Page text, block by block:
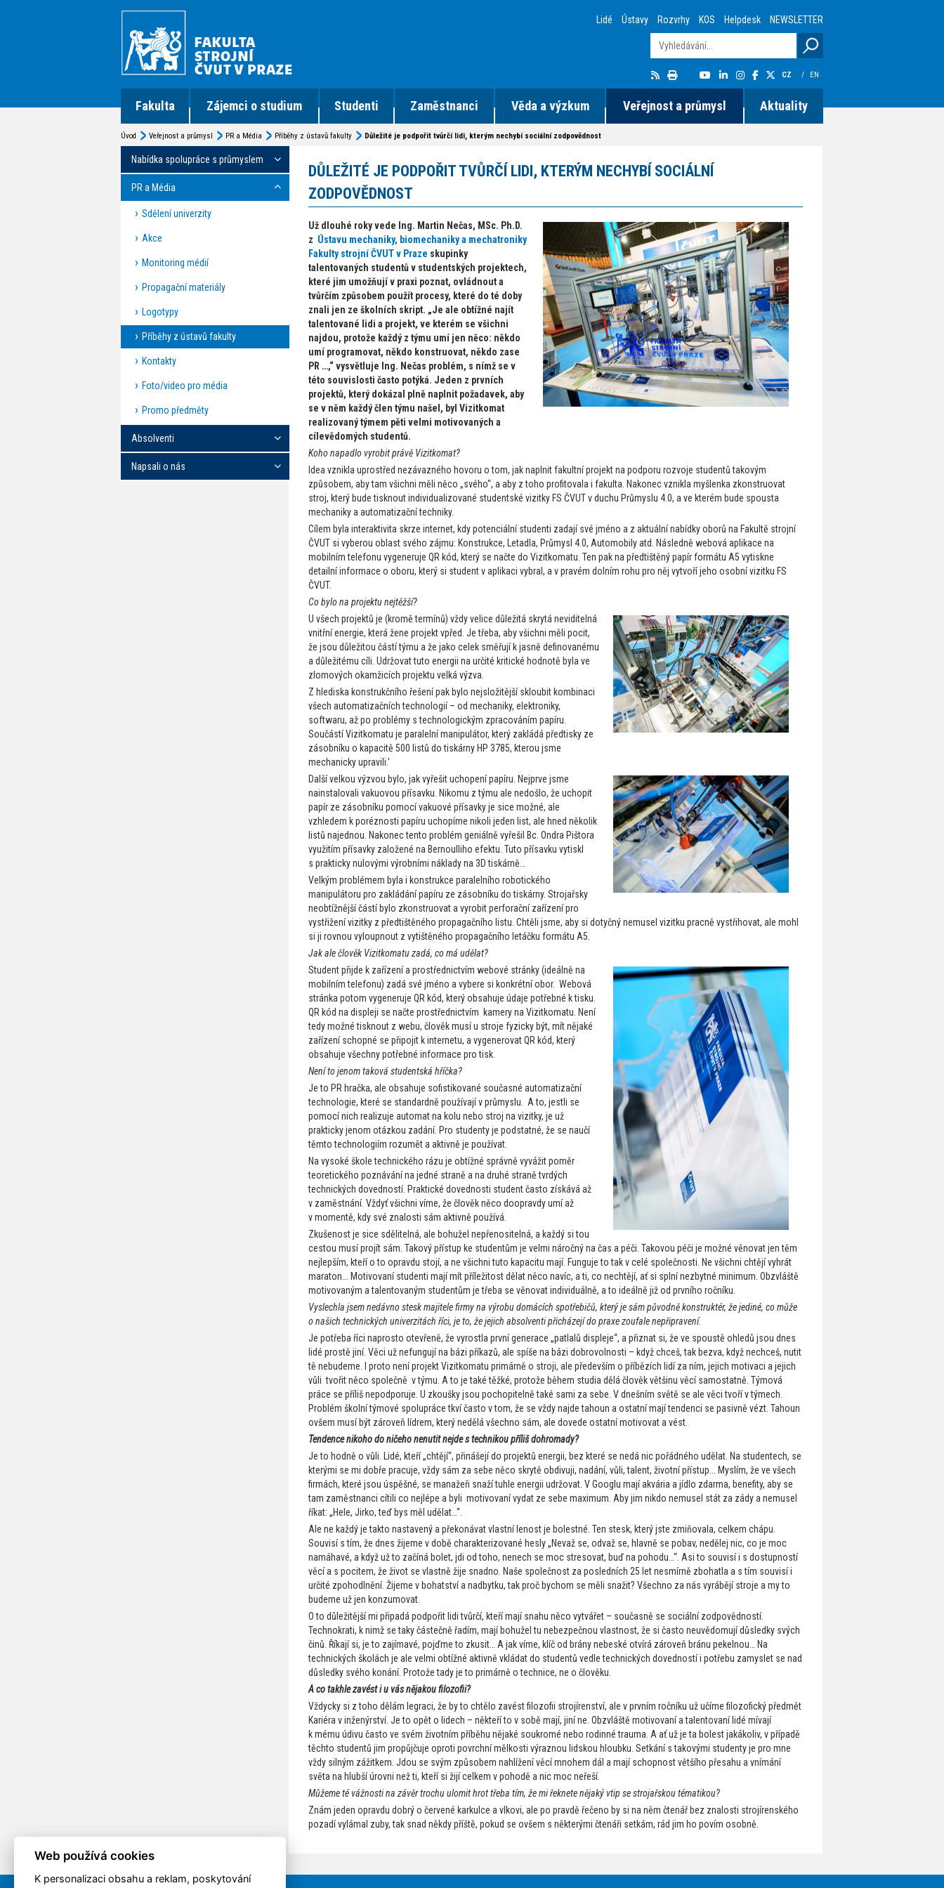
Fakulta Zájemci o studium Studenti Zaměstnanci Věda a výzkum Veřejnost a průmysl Aktuality
Lidé Ústavy Rozvrhy KOS Helpdesk NEWSLETTER
CZ / EN
Úvod Veřejnost a průmysl PR a Média Příběhy z ústavů fakulty Důležité je podpořit tvůrčí lidi, kterým nechybí sociální zodpovědnost
Nabídka spolupráce s průmyslem
PR a Média
Sdělení univerzity
Akce
Monitoring médií
Propagační materiály
Logotypy
Příběhy z ústavů fakulty
Kontakty
Foto/video pro média
Promo předměty
Absolventi
Napsali o nás
DŮLEŽITÉ JE PODPOŘIT TVŮRČÍ LIDI, KTERÝM NECHYBÍ SOCIÁLNÍ
ZODPOVĚDNOST
Už dlouhé roky vede Ing. Martin Nečas, MSc. Ph.D.
z Ústavu mechaniky, biomechaniky a mechatroniky
Fakulty strojní ČVUT v Praze skupinky
talentovaných studentů v studentských projektech,
které jim umožňují v praxi poznat, ovládnout a
tvůrčím způsobem použít procesy, které do té doby
znali jen ze školních skript. „Je ale obtížné najít
talentované lidi a projekt, ve kterém se všichni
najdou, protože každý z týmu umí jen něco: někdo
umí programovat, někdo konstruovat, někdo zase
PR …,“ vysvětluje Ing. Nečas problém, s nímž se v
této souvislosti často potýká. Jeden z prvních
projektů, který dokázal plně naplnit požadavek, aby
se v něm každý člen týmu našel, byl Vizitkomat
realizovaný týmem pěti velmi motivovaných a
cílevědomých studentů.
Koho napadlo vyrobit právě Vizitkomat?
Idea vznikla uprostřed nezávazného hovoru o tom, jak naplnit fakultní projekt na podporu rozvoje studentů takovým
způsobem, aby tam všichni měli něco „svého“, a aby z toho profitovala i fakulta. Nakonec vznikla myšlenka zkonstruovat
stroj, který bude tisknout individualizované studentské vizitky FS ČVUT v duchu Průmyslu 4.0, a ve kterém bude spousta
mechaniky a automatizační techniky.
Cílem byla interaktivita skrze internet, kdy potenciální studenti zadají své jméno a z aktuální nabídky oborů na Fakultě strojní
ČVUT si vyberou oblast svého zájmu: Konstrukce, Letadla, Průmysl 4.0, Automobily atd. Následně webová aplikace na
mobilním telefonu vygeneruje QR kód, který se načte do Vizitkomatu. Ten pak na předtištěný papír formátu A5 vytiskne
detailní informace o oboru, který si student v aplikaci vybral, a v pravém dolním rohu pro něj vytvoří jeho osobní vizitku FS
ČVUT.
Co bylo na projektu nejtěžší?
U všech projektů je (kromě termínů) vždy velice důležitá skrytá neviditelná
vnitřní energie, která žene projekt vpřed. Je třeba, aby všichni měli pocit,
že jsou důležitou částí týmu a že jako celek směřují k jasně definovanému
a důležitému cíli. Udržovat tuto energii na určité kritické hodnotě byla ve
zlomových okamžicích projektu velká výzva.
Z hlediska konstrukčního řešení pak bylo nejsložitější skloubit kombinaci
všech automatizačních technologií – od mechaniky, elektroniky,
softwaru, až po problémy s technologickým zpracováním papíru.
Součástí Vizitkomatu je paralelní manipulátor, který zakládá předtisky ze
zásobníku o kapacitě 500 listů do tiskárny HP 3785, kterou jsme
mechanicky upravili.'
Další velkou výzvou bylo, jak vyřešit uchopení papíru. Nejprve jsme
nainstalovali vakuovou přísavku. Nikomu z týmu ale nedošlo, že uchopit
papír ze zásobníku pomocí vakuové přísavky je sice možné, ale
vzhledem k poréznosti papíru uchopíme nikoli jeden list, ale hned několik
listů najednou. Nakonec tento problém geniálně vyřešil Bc. Ondra Pištora
využitím přísavky založené na Bernoulliho efektu. Tuto přísavku vytiskl
s prakticky nulovými výrobními náklady na 3D tiskárně…
Velkým problémem byla i konstrukce paralelního robotického
manipulátoru pro zakládání papíru ze zásobníku do tiskárny. Strojařsky
neobtížnější částí bylo zkonstruovat a vyrobit perforační zařízení pro
vystřižení vizitky z předtištěného propagačního listu. Chtěli jsme, aby si dotyčný nemusel vizitku pracně vystřihovat, ale mohl
si ji rovnou vyloupnout z vytištěného propagačního letáčku formátu A5.
Jak ale člověk Vizitkomatu zadá, co má udělat?
Student přijde k zařízení a prostřednictvím webové stránky (ideálně na
mobilním telefonu) zadá své jméno a vybere si konkrétní obor. Webová
stránka potom vygeneruje QR kód, který obsahuje údaje potřebné k tisku.
QR kód na displeji se načte prostřednictvím kamery na Vizitkomatu. Není
tedy možné tisknout z webu, člověk musí u stroje fyzicky být, mít nějaké
zařízení schopné se připojit k internetu, a vygenerovat QR kód, který
obsahuje všechny potřebné informace pro tisk.
Není to jenom taková studentská hříčka?
Je to PR hračka, ale obsahuje sofistikované současné automatizační
technologie, které se standardně používají v průmyslu. A to, jestli se
pomocí nich realizuje automat na kolu nebo stroj na vizitky, je už
prakticky jenom otázkou zadání. Pro studenty je podstatné, že se naučí
těmto technologiím rozumět a aktivně je používat.
Na vysoké škole technického rázu je obtížné správně vyvážit poměr
teoretického poznávání na jedné straně a na druhé straně tvrdých
technických dovedností. Praktické dovednosti student často získává až
v zaměstnání. Vždyť všichni víme, že člověk něco doopravdy umí až
v momentě, kdy své znalosti sám aktivně používá.
Zkušenost je sice sdělitelná, ale bohužel nepřenositelná, a každý si tou
cestou musí projít sám. Takový přístup ke studentům je velmi náročný na čas a péči. Takovou péči je možné věnovat jen těm
nejlepším, kteří o to opravdu stojí, a ne všichni tuto kapacitu mají. Funguje to tak v celé společnosti. Ne všichni chtějí vyhrát
maraton... Motivovaní studenti mají mít příležitost dělat něco navíc, a ti, co nechtějí, ať si splní nezbytné minimum. Obzvláště
motivovaným a talentovaným studentům je třeba se věnovat individuálně, a to ideálně již od prvního ročníku.
Vyslechla jsem nedávno stesk majitele firmy na výrobu domácích spotřebičů, který je sám původně konstruktér, že jediné, co může
o našich technických univerzitách říci, je to, že jejich absolventi přicházejí do praxe zoufale nepřipravení.
Je potřeba říci naprosto otevřeně, že vyrostla první generace „patlalů displeje“, a přiznat si, že ve spoustě ohledů jsou dnes
lidé prostě jiní. Věci už nefungují na bázi příkazů, ale spíše na bázi dobrovolnosti – když chceš, tak bezva, když nechceš, nutit
tě nebudeme. I proto není projekt Vizitkomatu primárně o stroji, ale především o příbězích lidí za ním, jejich motivaci a jejich
vůli tvořit něco společně v týmu. A to je také těžké, protože během studia dělá člověk většinu věcí samostatně. Týmová
práce se příliš nepodporuje. U zkoušky jsou pochopitelně také sami za sebe. V dnešním světě se ale věci tvoří v týmech.
Problém školní týmové spolupráce tkví často v tom, že se vždy najde tahoun a ostatní mají tendenci se pasivně vézt. Tahoun
ovšem musí být zároveň lídrem, který nedělá všechno sám, ale dovede ostatní motivovat a vést.
Tendence nikoho do ničeho nenutit nejde s technikou příliš dohromady?
Je to hodně o vůli. Lidé, kteří „chtějí“, přinášejí do projektů energii, bez které se nedá nic pořádného udělat. Na studentech, se
kterými se mi dobře pracuje, vždy sám za sebe něco skrytě obdivuji, nadání, vůli, talent, životní přístup... Myslím, že ve všech
firmách, které jsou úspěšné, se manažeři snaží tuhle energii udržovat. V Googlu mají akvária a jídlo zdarma, benefity, aby se
tam zaměstnanci cítili co nejlépe a byli motivovaní vydat ze sebe maximum. Aby jim nikdo nemusel stát za zády a nemusel
říkat: „Hele, Jirko, teď bys měl udělat…“.
Ale ne každý je takto nastavený a překonávat vlastní lenost je bolestné. Ten stesk, který jste zmiňovala, celkem chápu.
Souvisí s tím, že dnes žijeme v době charakterizované hesly „Nevaž se, odvaž se, hlavně se pobav, nedělej nic, co je moc
namáhavé, a když už to začíná bolet, jdi od toho, nenech se moc stresovat, buď na pohodu…“. Asi to souvisí i s dostupností
věcí a s pocitem, že život se vlastně žije snadno. Naše společnost za posledních 25 let nesmírně zbohatla a s tím souvisí i
určité zpohodlnění. Žijeme v bohatství a nadbytku, tak proč bychom se měli snažit? Všechno za nás vyrábějí stroje a my to
budeme už jen konzumovat.
O to důležitější mi připadá podpořit lidi tvůrčí, kteří mají snahu něco vytvářet – současně se sociální zodpovědností.
Technokrati, k nimž se taky částečně řadím, mají bohužel tu nebezpečnou vlastnost, že si často neuvědomují důsledky svých
činů. Říkají si, je to zajímavé, pojďme to zkusit… A jak víme, klíč od brány nebeské otvírá zároveň bránu pekelnou… Na
technických školách je ale velmi obtížné aktivně vkládat do studentů vedle technických dovedností i potřebu zamyslet se nad
důsledky svého konání. Protože tady je to primárně o technice, ne o člověku.
A co takhle zavést i u vás nějakou filozofii?
Vždycky si z toho dělám legraci, že by to chtělo zavést filozofii strojírenství, ale v prvním ročníku už učíme filozofický předmět
Kariéra v inženýrství. Je to opět o lidech – někteří to v sobě mají, jiní ne. Obzvláště motivovaní a talentovaní lidé mívají
k mému údivu často ve svém životním příběhu nějaké soukromé nebo rodinné trauma. A ať už je ta bolest jakákoliv, v případě
těchto studentů jim propůjčuje oproti povrchní mělkosti výraznou lidskou hloubku. Setkání s takovými studenty je pro mne
vždy silným zážitkem. Jdou se svým způsobem nahlížení věcí mnohem dál a mají schopnost většího přesahu a vnímání
světa na hlubší úrovni než ti, kteří si žijí celkem v pohodě a nic moc neřeší.
Můžeme té vážnosti na závěr trochu ulomit hrot třeba tím, že mi řeknete nějaký vtip se strojařskou tématikou?
Znám jeden opravdu dobrý o červené karkulce a vlkovi, ale po pravdě řečeno by si na něm čtenář bez znalosti strojírenského
pozadí vylámal zuby, tak snad někdy příště, pokud se ovšem s některými čtenáři setkám, rád jim ho povím osobně.
Web používá cookies
K personalizaci obsahu a reklam, poskytování